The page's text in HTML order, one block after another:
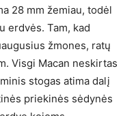
28 mm žemiau, todėl
erdvės. Tam, kad
žmones, ratų
Visgi Macan neskirtas
stogas atima dalį
priekinės sėdynės